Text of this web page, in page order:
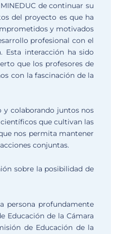
de continuar su
del proyecto es que ha
y motivados
profesional con el
Esta interacción ha sido
que los profesores de
con la fascinación de la
y colaborando juntos nos
que cultivan las
nos permita mantener
conjuntas.
sobre la posibilidad de
persona profundamente
Educación de la Cámara
de Educación de la